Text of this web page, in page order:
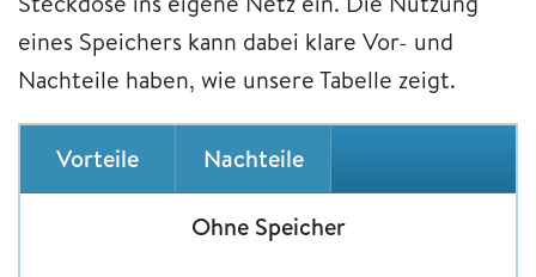
eines Speichers kann dabei klare Vor- und
Nachteile haben, wie unsere Tabelle zeigt.
Vorteile Nachteile
Ohne Speicher